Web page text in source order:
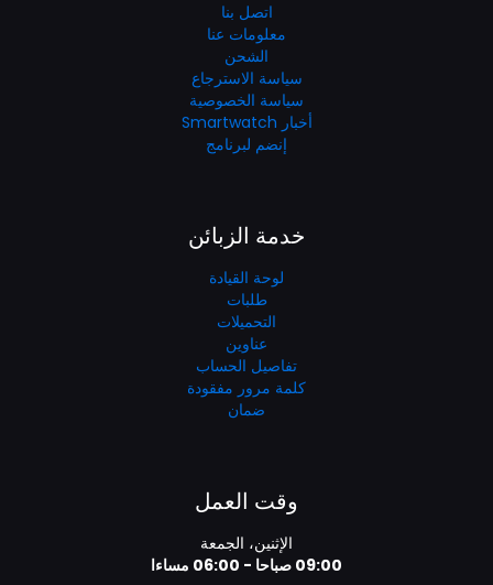
اتصل بنا
معلومات عنا
الشحن
سياسة الاسترجاع
سياسة الخصوصية
أخبار Smartwatch
إنضم لبرنامج
خدمة الزبائن
لوحة القيادة
طلبات
التحميلات
عناوين
تفاصيل الحساب
كلمة مرور مفقودة
ضمان
وقت العمل
الإثنين، الجمعة
09:00 صباحا - 06:00 مساءا